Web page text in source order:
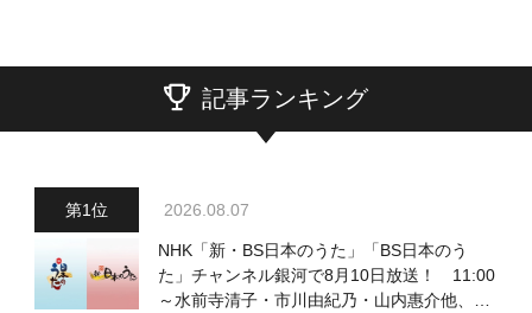
記事ランキング
2026.08.07
NHK「新・BS日本のうた」「BS日本のう
た」チャンネル銀河で8月10日放送！ 11:00
～水前寺清子・市川由紀乃・山内惠介他、